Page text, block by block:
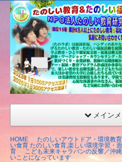
たの
しい
教育
研究
所
（沖
縄）
公式
ト
メインメ
HOME
たのしいアウトドア・環境教
い食育 たのしい食育,楽しい環境学習・
育
こども未来キャラバンの反響／沖
いことになっています